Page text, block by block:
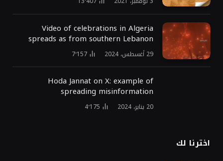
Video of celebrations in Algeria
spreads as from southern Lebanon
29 أغسطس، 2024 7٬157
Hoda Jannat on X: example of
spreading misinformation
20 يناير، 2024 4٬175
اخترنا لك